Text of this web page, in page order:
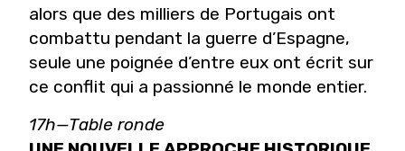
alors que des milliers de Portugais ont
combattu pendant la guerre d’Espagne,
seule une poignée d’entre eux ont écrit sur
ce conflit qui a passionné le monde entier.
17h—Table ronde